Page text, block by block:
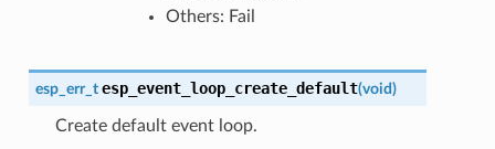
Others: Fail
esp_err_t esp_event_loop_create_default(void)
Create default event loop.